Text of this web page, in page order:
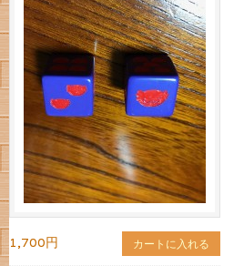
1,700円 カートに入れる